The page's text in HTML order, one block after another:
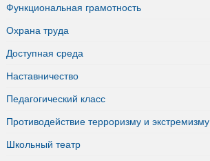
Функциональная грамотность
Охрана труда
Доступная среда
Наставничество
Педагогический класс
Противодействие терроризму и экстремизму
Школьный театр